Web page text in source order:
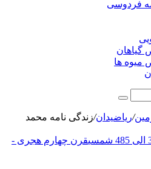
فردوسی
گیاهان
میوه ها
جستجو
برای
/ریاضیدان/زندگی نامه محمد
قرن چهارم هجری -